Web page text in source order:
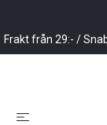
Frakt från 29:- /